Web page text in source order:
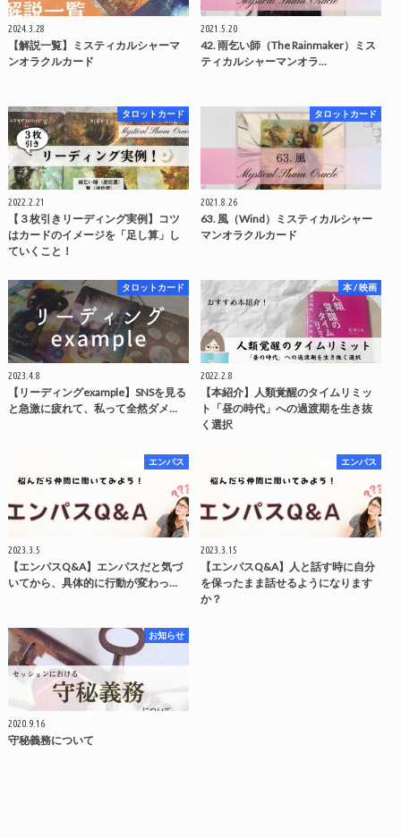
2024.3.28
【解説一覧】ミスティカルシャーマ
ンオラクルカード
2021.5.20
42. 雨乞い師（The Rainmaker）ミス
ティカルシャーマンオラ…
タロットカード
2022.2.21
【３枚引きリーディング実例】コツ
はカードのイメージを「足し算」し
ていくこと！
タロットカード
2021.8.26
63. 風（Wind）ミスティカルシャー
マンオラクルカード
タロットカード
2023.4.8
【リーディングexample】SNSを見る
と急激に疲れて、私って全然ダメ…
本 / 映画
2022.2.8
【本紹介】人類覚醒のタイムリミッ
ト「昼の時代」への過渡期を生き抜
く選択
エンパス
2023.3.5
【エンパスQ&A】エンパスだと気づ
いてから、具体的に行動が変わっ…
エンパス
2023.3.15
【エンパスQ&A】人と話す時に自分
を保ったまま話せるようになります
か？
お知らせ
2020.9.16
守秘義務について